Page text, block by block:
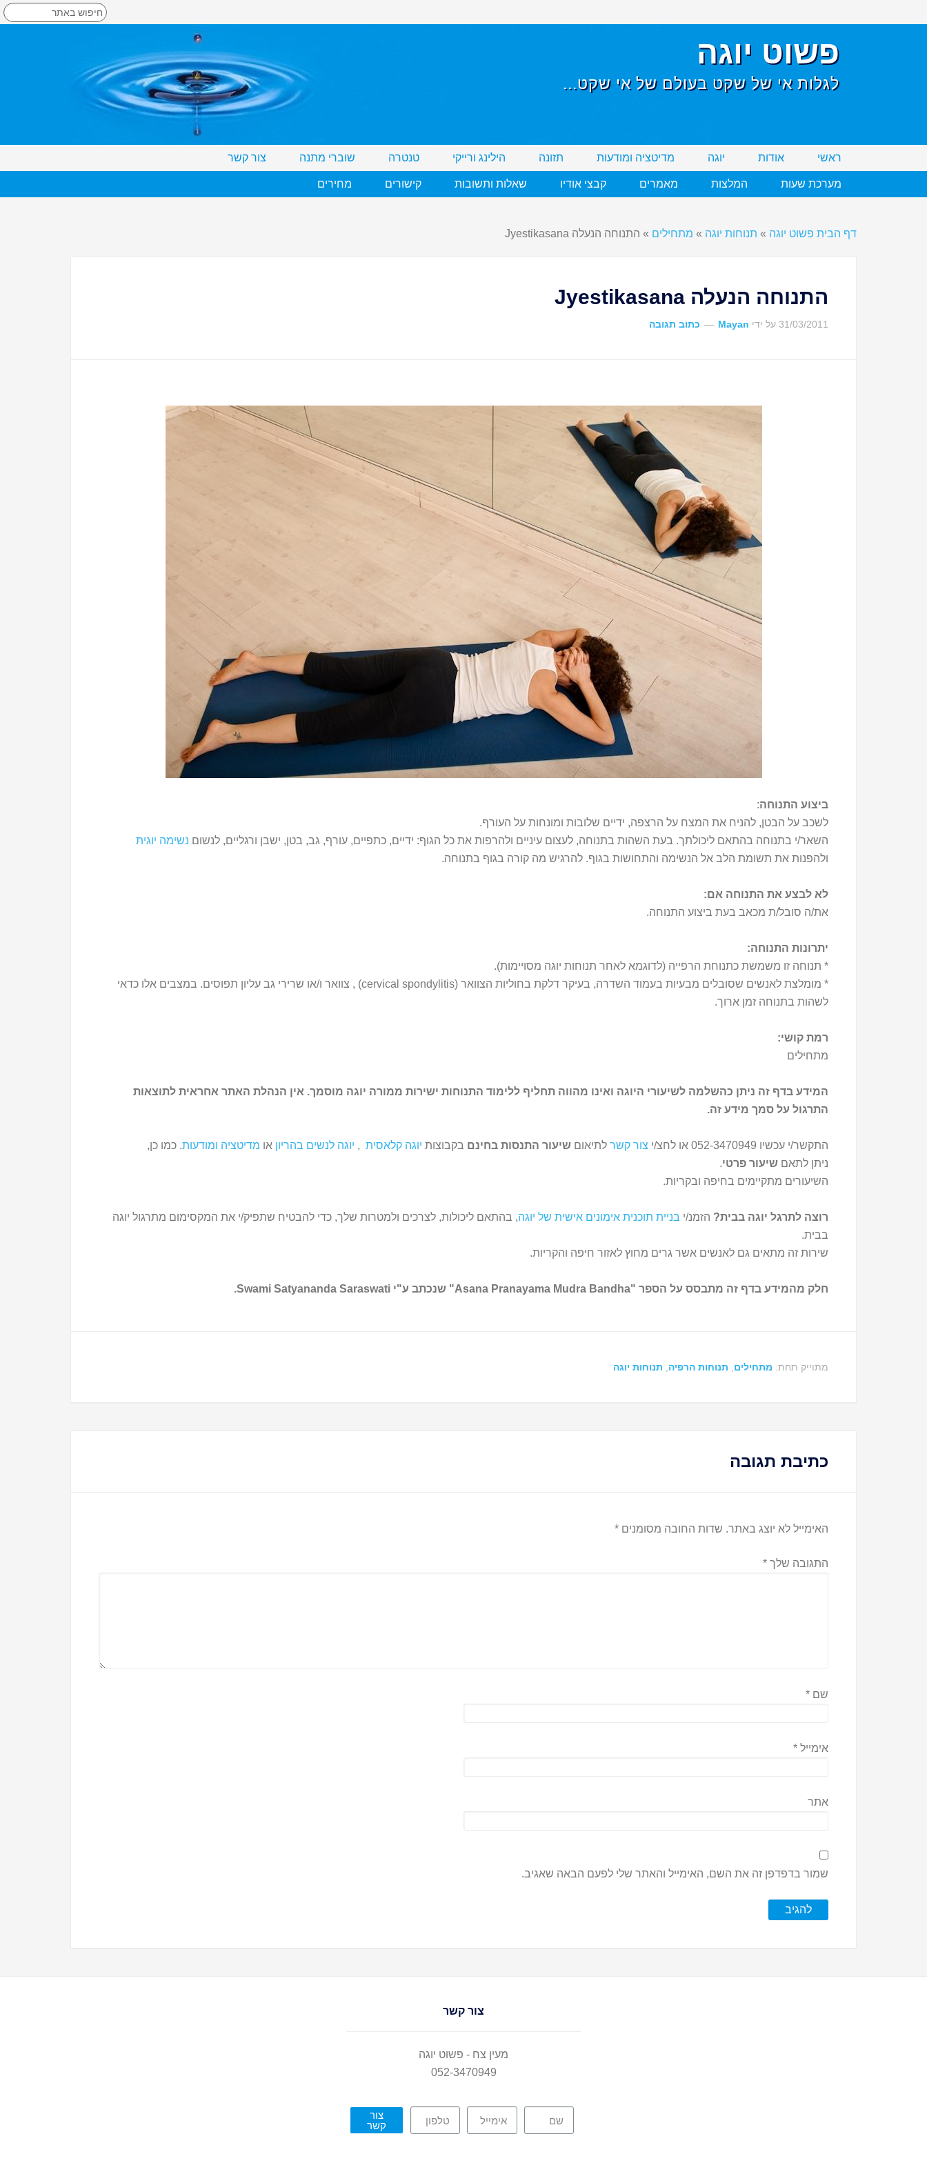
פשוט יוגה
לגלות אי של שקט בעולם של אי שקט...
ראשי אודות יוגה מדיטציה ומודעות תזונה הילינג ורייקי טנטרה שוברי מתנה צור קשר
מערכת שעות המלצות מאמרים קבצי אודיו שאלות ותשובות קישורים מחירים
דף הבית פשוט יוגה » תנוחות יוגה » מתחילים » התנוחה הנעלה Jyestikasana
התנוחה הנעלה Jyestikasana
31/03/2011 על ידי Mayan כתוב תגובה
ביצוע התנוחה:
לשכב על הבטן, להניח את המצח על הרצפה, ידיים שלובות ומונחות על העורף.
השאר/י בתנוחה בהתאם ליכולתך. בעת השהות בתנוחה, לעצום עיניים ולהרפות את כל הגוף: ידיים, כתפיים, עורף, גב, בטן, ישבן ורגליים, לנשום נשימה יוגית
ולהפנות את תשומת הלב אל הנשימה והתחושות בגוף. להרגיש מה קורה בגוף בתנוחה.
לא לבצע את התנוחה אם:
את/ה סובל/ת מכאב בעת ביצוע התנוחה.
יתרונות התנוחה:
* תנוחה זו משמשת כתנוחת הרפייה (לדוגמא לאחר תנוחות יוגה מסויימות).
* מומלצת לאנשים שסובלים מבעיות בעמוד השדרה, בעיקר דלקת בחוליות הצוואר (cervical spondylitis) , צוואר ו/או שרירי גב עליון תפוסים. במצבים אלו כדאי
לשהות בתנוחה זמן ארוך.
רמת קושי:
מתחילים
המידע בדף זה ניתן כהשלמה לשיעורי היוגה ואינו מהווה תחליף ללימוד התנוחות ישירות ממורה יוגה מוסמך. אין הנהלת האתר אחראית לתוצאות
התרגול על סמך מידע זה.
התקשר/י עכשיו 052-3470949 או לחצ/י צור קשר לתיאום שיעור התנסות בחינם בקבוצות יוגה קלאסית , יוגה לנשים בהריון או מדיטציה ומודעות. כמו כן,
ניתן לתאם שיעור פרטי.
השיעורים מתקיימים בחיפה ובקריות.
רוצה לתרגל יוגה בבית? הזמנ/י בניית תוכנית אימונים אישית של יוגה, בהתאם ליכולות, לצרכים ולמטרות שלך, כדי להבטיח שתפיק/י את המקסימום מתרגול יוגה
בבית.
שירות זה מתאים גם לאנשים אשר גרים מחוץ לאזור חיפה והקריות.
חלק מהמידע בדף זה מתבסס על הספר "Asana Pranayama Mudra Bandha" שנכתב ע"י Swami Satyananda Saraswati.
מתוייק תחת: מתחילים תנוחות הרפיה תנוחות יוגה
כתיבת תגובה
האימייל לא יוצג באתר. שדות החובה מסומנים *
התגובה שלך *
שם *
אימייל *
אתר
שמור בדפדפן זה את השם, האימייל והאתר שלי לפעם הבאה שאגיב.
צור קשר
מעין צח - פשוט יוגה
052-3470949
צור
קשר